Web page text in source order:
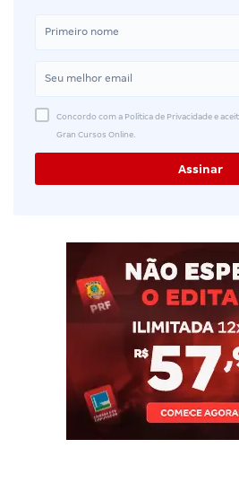
Concordo com a Política de Privacidade e
Gran Cursos Online.